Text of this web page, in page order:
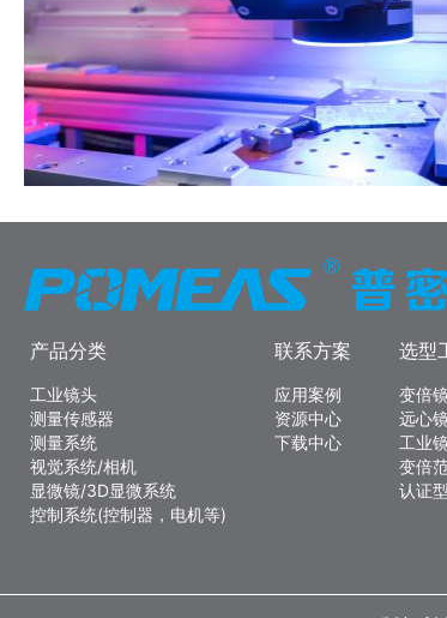
产品分类
工业镜头
测量传感器
测量系统
视觉系统/相机
显微镜/3D显微系统
控制系统(控制器，电机等)
联系方案
应用案例
资源中心
下载中心
选型
变倍
远心
工业
变倍
认证